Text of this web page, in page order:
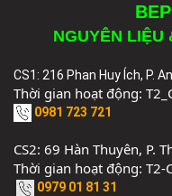
NGUYÊN LIỆU
CS1: 216 Phan Huy Ích, P.
Thời gian hoạt động:
0981 723 721
CS2: 69 Hàn Thuyên, P.
Thời gian hoạt động: T2-
0979 01 81 31